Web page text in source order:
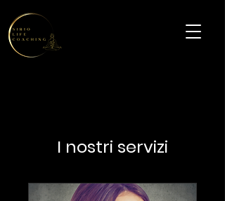
I nostri servizi